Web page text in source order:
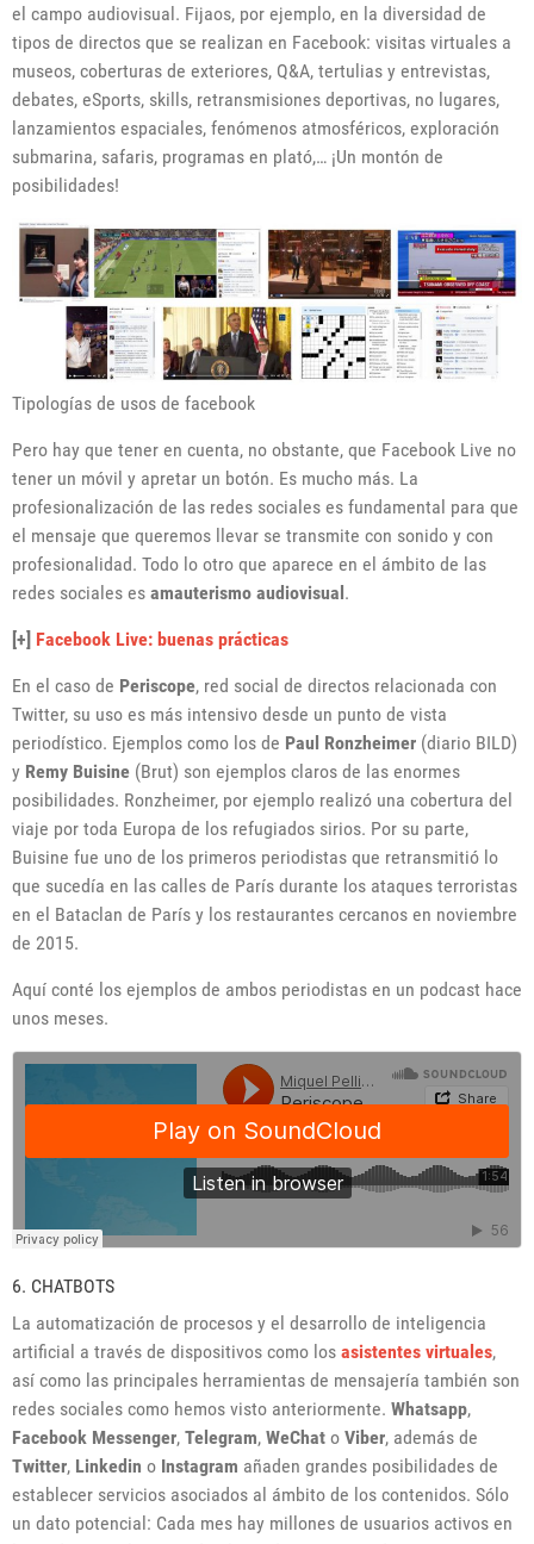
el campo audiovisual. Fijaos, por ejemplo, en la diversidad de
tipos de directos que se realizan en Facebook: visitas virtuales a
museos, coberturas de exteriores, Q&A, tertulias y entrevistas,
debates, eSports, skills, retransmisiones deportivas, no lugares,
lanzamientos espaciales, fenómenos atmosféricos, exploración
submarina, safaris, programas en plató,… ¡Un montón de
posibilidades!
Tipologías de usos de facebook
Pero hay que tener en cuenta, no obstante, que Facebook Live no
tener un móvil y apretar un botón. Es mucho más. La
profesionalización de las redes sociales es fundamental para que
el mensaje que queremos llevar se transmite con sonido y con
profesionalidad. Todo lo otro que aparece en el ámbito de las
redes sociales es amauterismo audiovisual .
[+] Facebook Live: buenas prácticas
En el caso de Periscope, red social de directos relacionada con
Twitter, su uso es más intensivo desde un punto de vista
periodístico. Ejemplos como los de Paul Ronzheimer (diario BILD)
y Remy Buisine (Brut) son ejemplos claros de las enormes
posibilidades. Ronzheimer, por ejemplo realizó una cobertura del
viaje por toda Europa de los refugiados sirios. Por su parte,
Buisine fue uno de los primeros periodistas que retransmitió lo
que sucedía en las calles de París durante los ataques terroristas
en el Bataclan de París y los restaurantes cercanos en noviembre
de 2015.
Aquí conté los ejemplos de ambos periodistas en un podcast hace
unos meses.
6. CHATBOTS
La automatización de procesos y el desarrollo de inteligencia
artificial a través de dispositivos como los asistentes virtuales,
así como las principales herramientas de mensajería también son
redes sociales como hemos visto anteriormente. Whatsapp,
Facebook Messenger, Telegram, WeChat o Viber, además de
Twitter, Linkedin o Instagram añaden grandes posibilidades de
establecer servicios asociados al ámbito de los contenidos. Sólo
un dato potencial: Cada mes hay millones de usuarios activos en